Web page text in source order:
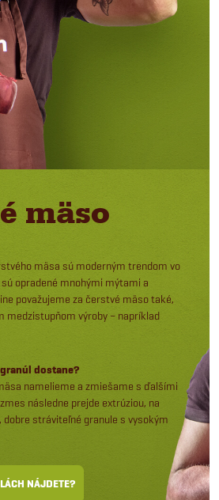
mäso
mäsa sú moderným trendom vo
opradené mnohými mýtami a
považujeme za čerstvé mäso také,
medzistupňom výroby – napríklad
dostane?
namelieme a zmiešame s ďalšími
následne prejde extrúziou, na
stráviteľné granule s vysokým
NÁJDETE?